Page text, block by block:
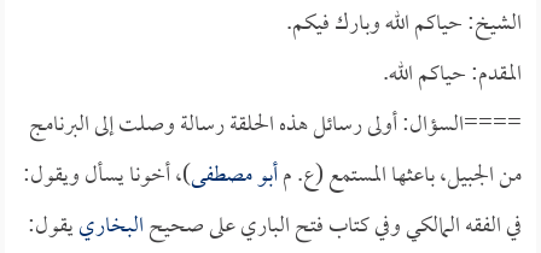
الشيخ: حياكم الله وبارك فيكم.
المقدم: حياكم الله.
====السؤال: أولى رسائل هذه الحلقة رسالة وصلت إلى البرنامج
من الجبيل، باعثها المستمع (ع. مأبو مصطفى)، أخونا يسأل ويقول:
في الفقه المالكي وفي كتاب فتح الباري على صحيحالبخارييقول: